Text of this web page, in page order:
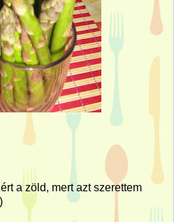
a zöld, mert azt szerettem